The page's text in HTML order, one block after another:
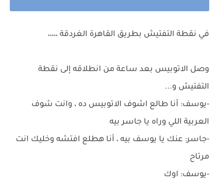
في نقطة التفتيش بطريق القاهرة الغردقة ،،،،،
وصل الاتوبيس بعد ساعة من انطلاقه إلى نقطة
التفتيش و...
-يوسف: أنا طالع اشوف الاتوبيس ده ، وانت شوف
العربية اللي وراه يا جاسر بيه
-جاسر: عنك يا يوسف بيه ، أنا هطلع افتشه وخليك انت
مرتاح
-يوسف: اوك